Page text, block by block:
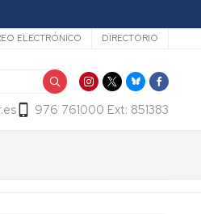
ELECTRÓNICO DIRECTORIO
976 761000 Ext: 851383